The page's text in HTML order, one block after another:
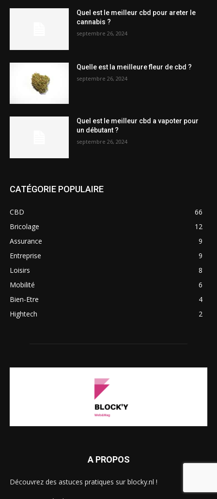
Quel est le meilleur cbd pour areter le
cannabis ?
septembre 26, 2024
Quelle est la meilleure fleur de cbd ?
septembre 26, 2024
Quel est le meilleur cbd a vapoter pour
un débutant ?
septembre 26, 2024
CATÉGORIE POPULAIRE
CBD
66
Bricolage
12
Assurance
9
Entreprise
9
Loisirs
8
Mobilité
6
Bien-Etre
4
Hightech
2
A PROPOS
Découvrez des astuces pratiques sur blocky.nl !